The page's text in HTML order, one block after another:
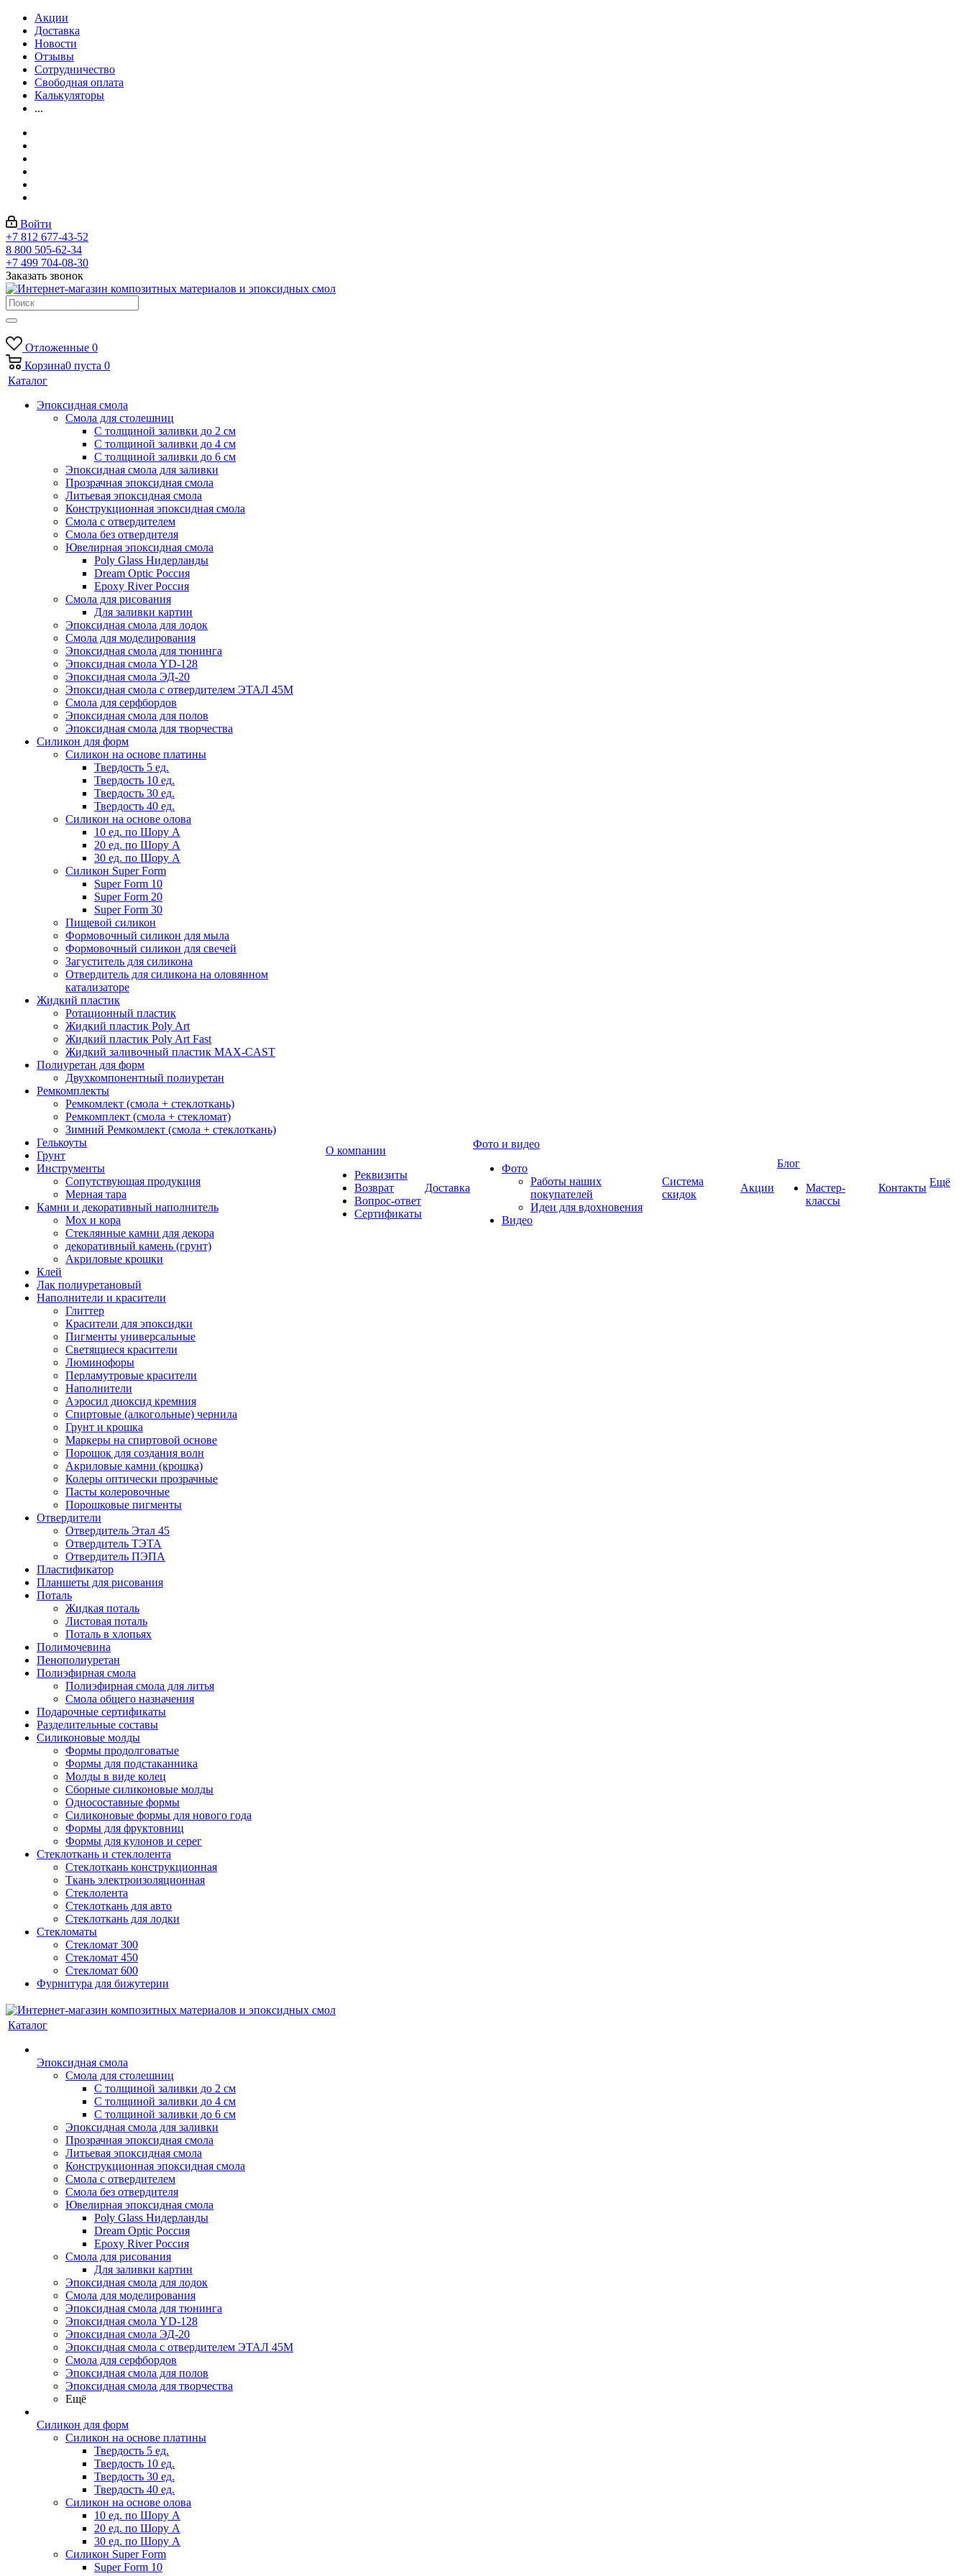
Акции
Доставка
Новости
Отзывы
Сотрудничество
Свободная оплата
Калькуляторы
...
Войти
+7 812 677-43-52
8 800 505-62-34
+7 499 704-08-30
Заказать звонок
Отложенные 0
Корзина0 пуста 0
Каталог
Эпоксидная смола
Смола для столешниц
С толщиной заливки до 2 см
С толщиной заливки до 4 см
С толщиной заливки до 6 см
Эпоксидная смола для заливки
Прозрачная эпоксидная смола
Литьевая эпоксидная смола
Конструкционная эпоксидная смола
Смола с отвердителем
Смола без отвердителя
Ювелирная эпоксидная смола
Poly Glass Нидерланды
Dream Optic Россия
Epoxy River Россия
Смола для рисования
Для заливки картин
Эпоксидная смола для лодок
Смола для моделирования
Эпоксидная смола для тюнинга
Эпоксидная смола YD-128
Эпоксидная смола ЭД-20
Эпоксидная смола с отвердителем ЭТАЛ 45М
Смола для серфбордов
Эпоксидная смола для полов
Эпоксидная смола для творчества
Силикон для форм
Силикон на основе платины
Твердость 5 ед.
Твердость 10 ед.
Твердость 30 ед.
Твердость 40 ед.
Силикон на основе олова
10 ед. по Шору А
20 ед. по Шору А
30 ед. по Шору А
Силикон Super Form
Super Form 10
Super Form 20
Super Form 30
Пищевой силикон
Формовочный силикон для мыла
Формовочный силикон для свечей
Загуститель для силикона
Отвердитель для силикона на оловянном
катализаторе
Жидкий пластик
Ротационный пластик
Жидкий пластик Poly Art
Жидкий пластик Poly Art Fast
Жидкий заливочный пластик MAX-CAST
Полиуретан для форм
Двухкомпонентный полиуретан
Ремкомплекты
Ремкомлект (смола + стеклоткань)
Ремкомплект (смола + стекломат)
Зимний Ремкомлект (смола + стеклоткань)
Гелькоуты
Грунт
Инструменты
Сопутствующая продукция
Мерная тара
Камни и декоративный наполнитель
Мох и кора
Стеклянные камни для декора
декоративный камень (грунт)
Акриловые крошки
Клей
Лак полиуретановый
Наполнители и красители
Глиттер
Красители для эпоксидки
Пигменты универсальные
Светящиеся красители
Люминофоры
Перламутровые красители
Наполнители
Аэросил диоксид кремния
Спиртовые (алкогольные) чернила
Грунт и крошка
Маркеры на спиртовой основе
Порошок для создания волн
Акриловые камни (крошка)
Колеры оптически прозрачные
Пасты колеровочные
Порошковые пигменты
Отвердители
Отвердитель Этал 45
Отвердитель ТЭТА
Отвердитель ПЭПА
Пластификатор
Планшеты для рисования
Поталь
Жидкая поталь
Листовая поталь
Поталь в хлопьях
Полимочевина
Пенополиуретан
Полиэфирная смола
Полиэфирная смола для литья
Смола общего назначения
Подарочные сертификаты
Разделительные составы
Силиконовые молды
Формы продолговатые
Формы для подстаканника
Молды в виде колец
Сборные силиконовые молды
Односоставные формы
Силиконовые формы для нового года
Формы для фруктовниц
Формы для кулонов и серег
Стеклоткань и стеклолента
Стеклоткань конструкционная
Ткань электроизоляционная
Стеклолента
Стеклоткань для авто
Стеклоткань для лодки
Стекломаты
Стекломат 300
Стекломат 450
Стекломат 600
Фурнитура для бижутерии
О компании
Реквизиты
Возврат
Вопрос-ответ
Сертификаты
Доставка
Фото и видео
Фото
Работы наших
покупателей
Идеи для вдохновения
Видео
Система
скидок
Акции
Блог
Мастер-
классы
Контакты Ещё
Каталог
Эпоксидная смола
Смола для столешниц
С толщиной заливки до 2 см
С толщиной заливки до 4 см
С толщиной заливки до 6 см
Эпоксидная смола для заливки
Прозрачная эпоксидная смола
Литьевая эпоксидная смола
Конструкционная эпоксидная смола
Смола с отвердителем
Смола без отвердителя
Ювелирная эпоксидная смола
Poly Glass Нидерланды
Dream Optic Россия
Epoxy River Россия
Смола для рисования
Для заливки картин
Эпоксидная смола для лодок
Смола для моделирования
Эпоксидная смола для тюнинга
Эпоксидная смола YD-128
Эпоксидная смола ЭД-20
Эпоксидная смола с отвердителем ЭТАЛ 45М
Смола для серфбордов
Эпоксидная смола для полов
Эпоксидная смола для творчества
Ещё
Силикон для форм
Силикон на основе платины
Твердость 5 ед.
Твердость 10 ед.
Твердость 30 ед.
Твердость 40 ед.
Силикон на основе олова
10 ед. по Шору А
20 ед. по Шору А
30 ед. по Шору А
Силикон Super Form
Super Form 10